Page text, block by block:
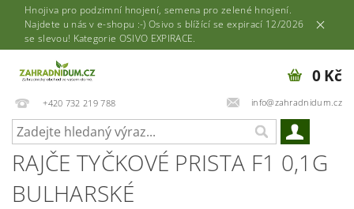
Hnojiva pro podzimní hnojení, semena pro zelené hnojení.
Najdete u nás v e-shopu :-) Osivo s blížící se expirací 12/2026
se slevou! Kategorie OSIVO EXPIRACE.
+420 732 219 788 info@zahradnidum.cz
0 Kč
RAJČE TYČKOVÉ PRISTA F1 0,1G
BULHARSKÉ